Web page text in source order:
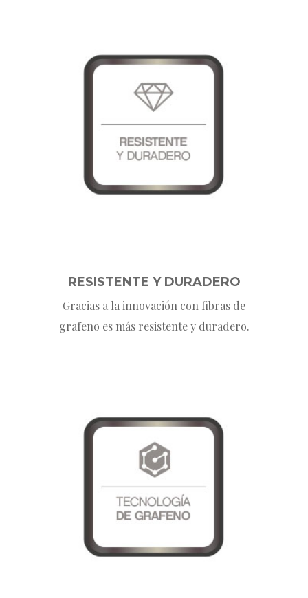
RESISTENTE Y DURADERO
Gracias a la innovación con fibras de
grafeno es más resistente y duradero.